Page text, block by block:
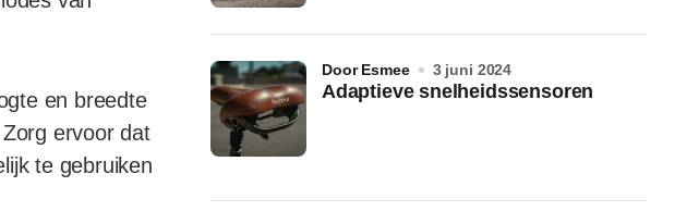
en breedte
ervoor dat
te gebruiken
Adaptieve snelheidssensoren
door Esmee 3 juni 2024